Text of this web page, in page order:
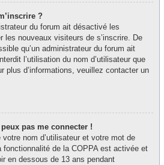
?
du forum ait désactivé les
les nouveaux visiteurs de s’inscrire. De
qu’un administrateur du forum ait
l’utilisation du nom d’utilisateur que
plus d’informations, veuillez contacter un
pas me connecter !
nom d’utilisateur et votre mot de
de la COPPA est activée et
en dessous de 13 ans pendant